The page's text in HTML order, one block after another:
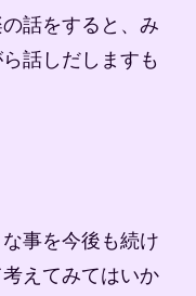
話をすると、み
話しだしますも
事を今後も続け
えてみてはいか